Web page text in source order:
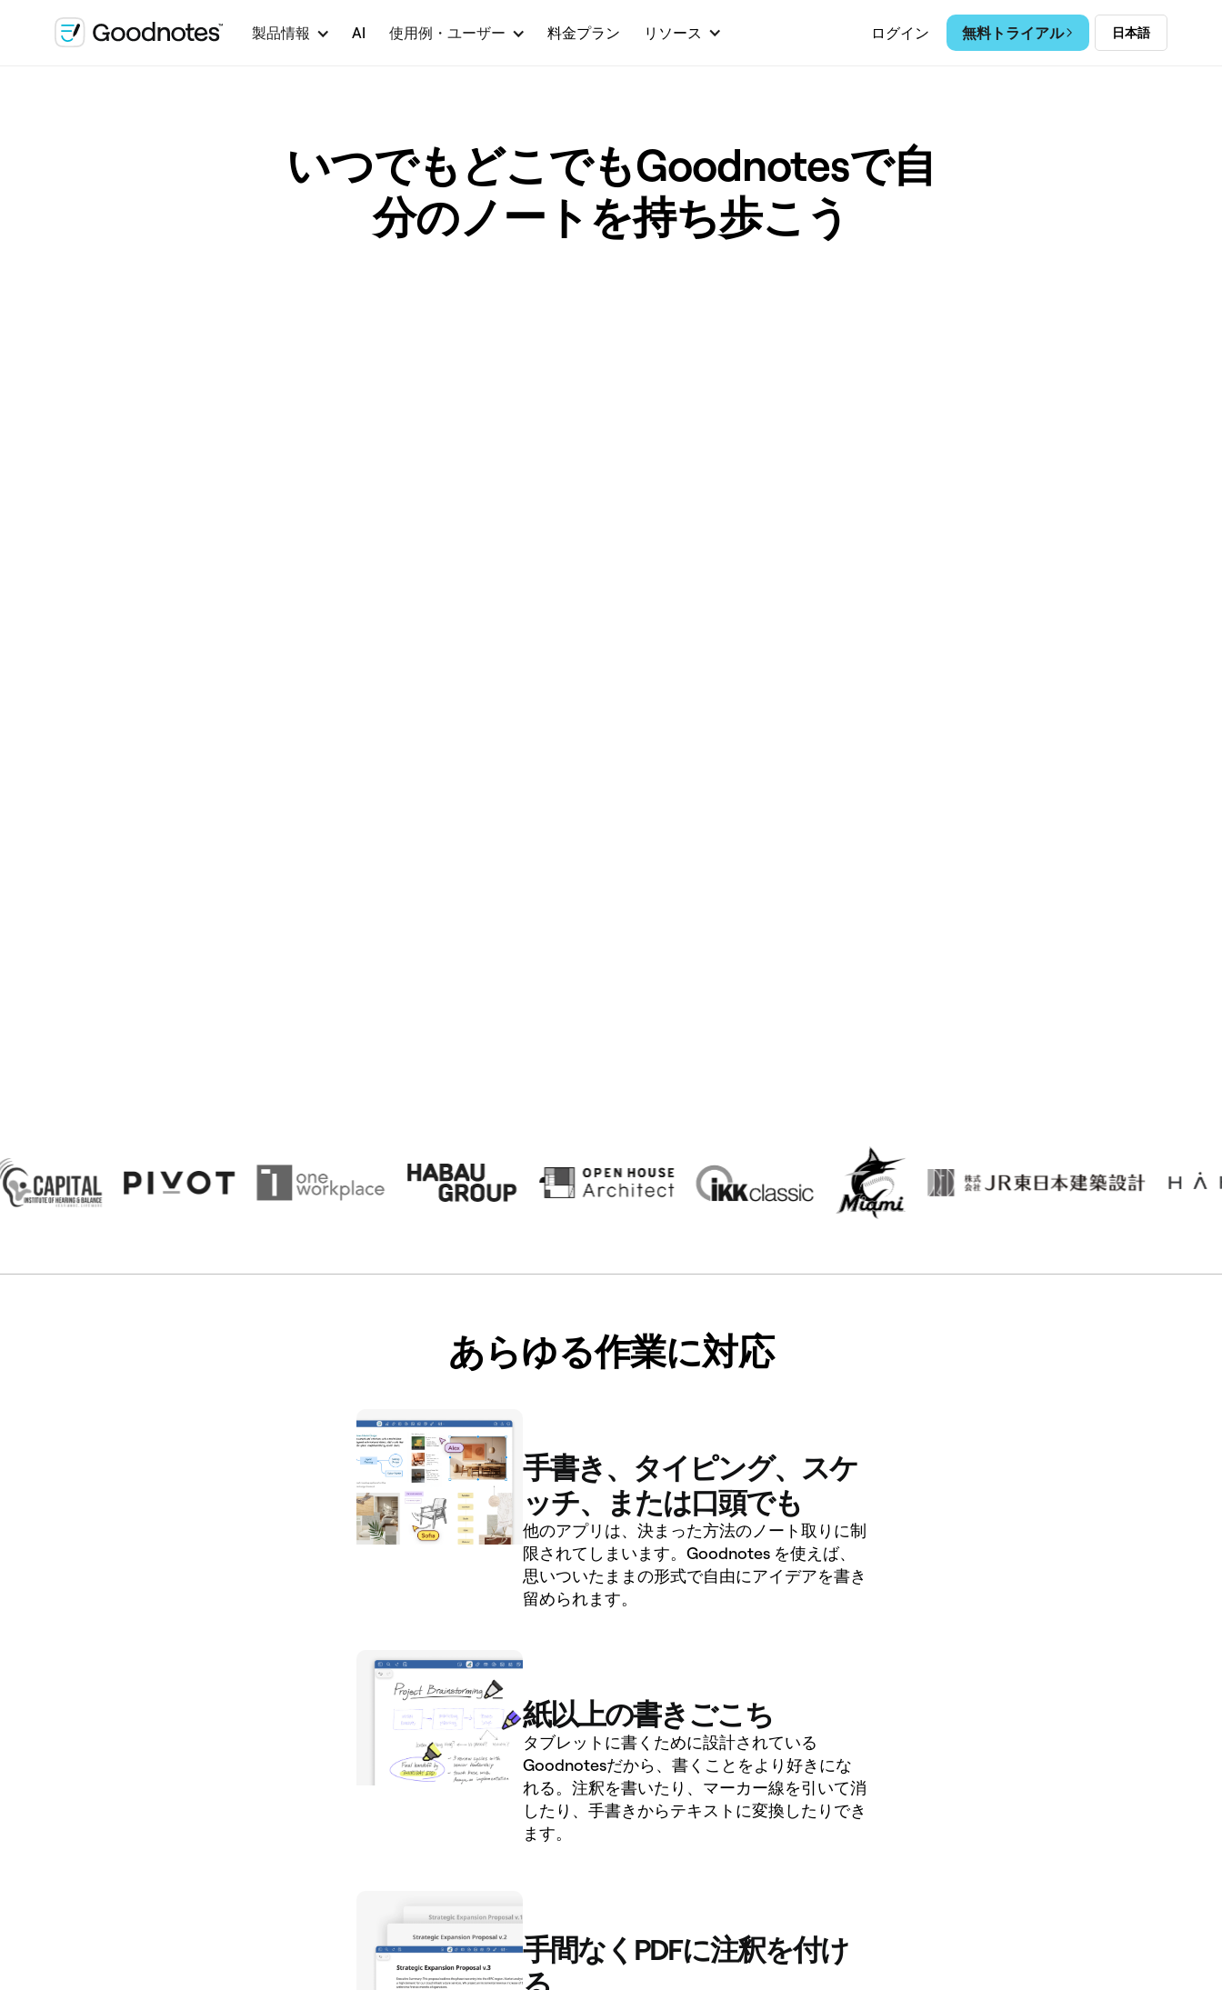
製品情報 AI 使用例・ユーザー 料金プラン リソース ログイン 無料トライアル 日本語
いつでもどこでもGoodnotesで自
分のノートを持ち歩こう
あらゆる作業に対応
手書き、タイピング、スケ
ッチ、または口頭でも
他のアプリは、決まった方法のノート取りに制
限されてしまいます。Goodnotes を使えば、
思いついたままの形式で自由にアイデアを書き
留められます。
紙以上の書きごこち
タブレットに書くために設計されている
Goodnotesだから、書くことをより好きにな
れる。注釈を書いたり、マーカー線を引いて消
したり、手書きからテキストに変換したりでき
ます。
手間なくPDFに注釈を付け